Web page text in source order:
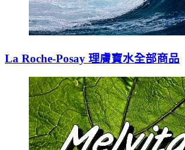
La Roche-Posay 理膚寶水全部商品